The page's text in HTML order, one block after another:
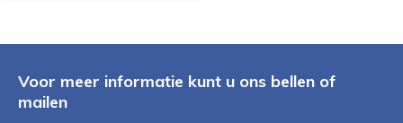
Voor meer informatie kunt u ons bellen of
mailen